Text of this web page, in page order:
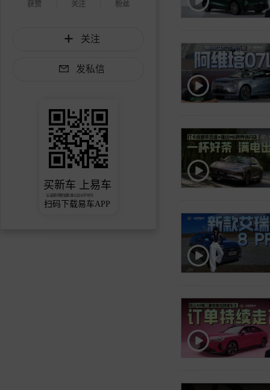
获赞 关注 粉丝
关注
发私信
买新车 上易车
认证顾问微信聊 放心比价不吃亏
扫码下载易车APP